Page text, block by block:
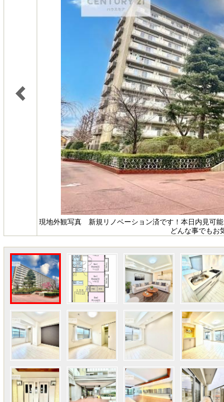
現地外観写真 新規リノベーション済です！本日内見可
どんな事でもお